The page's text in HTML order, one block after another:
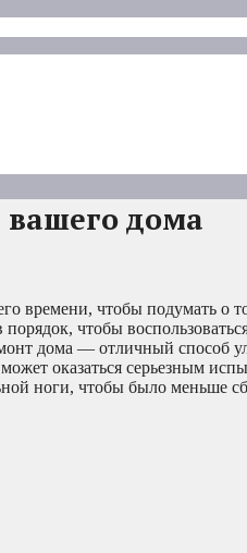
вашего дома
времени, чтобы подумать о
чтобы
дома — отличный способ
оказаться серьезным
ноги, чтобы было меньше